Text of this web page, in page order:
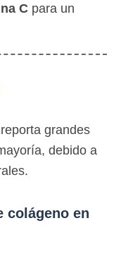
C para un
grandes
debido a
colágeno en